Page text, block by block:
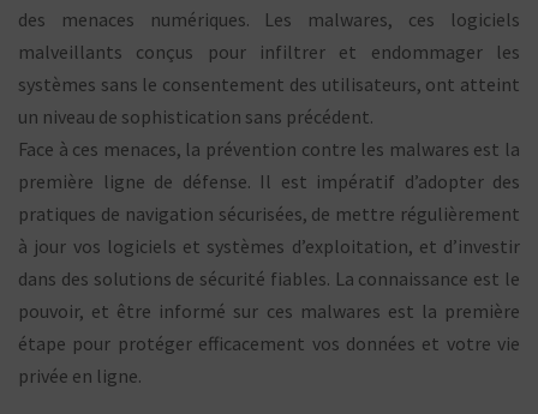
des menaces numériques. Les malwares, ces logiciels
malveillants conçus pour infiltrer et endommager les
systèmes sans le consentement des utilisateurs, ont atteint
un niveau de sophistication sans précédent.
Face à ces menaces, la prévention contre les malwares est la
première ligne de défense. Il est impératif d’adopter des
pratiques de navigation sécurisées, de mettre régulièrement
à jour vos logiciels et systèmes d’exploitation, et d’investir
dans des solutions de sécurité fiables. La connaissance est le
pouvoir, et être informé sur ces malwares est la première
étape pour protéger efficacement vos données et votre vie
privée en ligne.